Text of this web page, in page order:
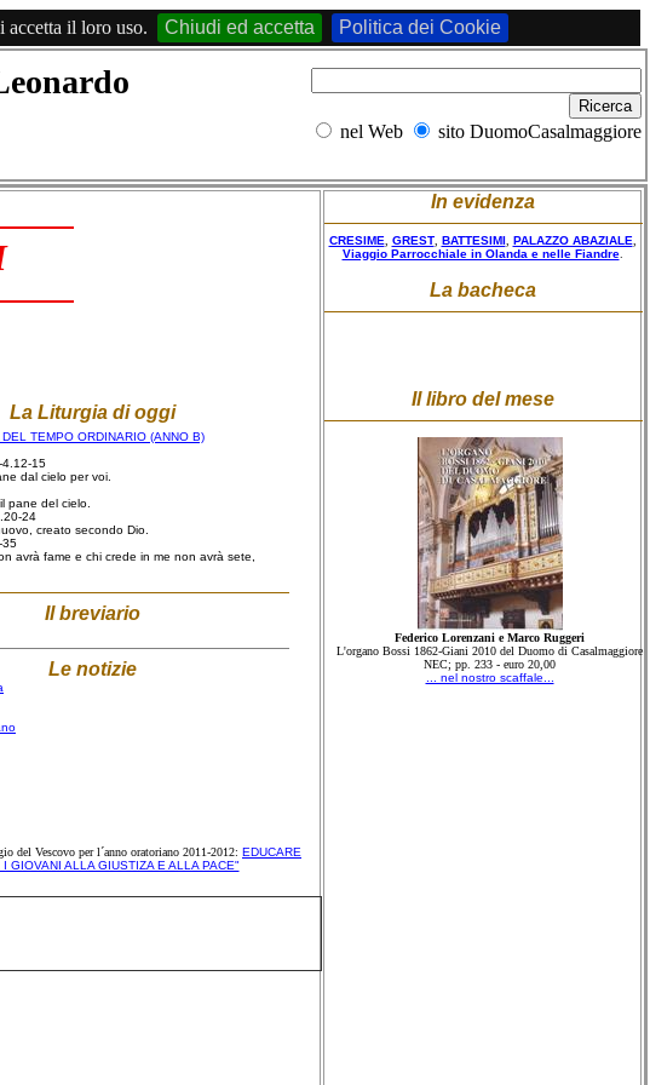
accetta il loro uso. Chiudi ed accetta Politica dei Cookie
nel Web sito DuomoCasalmaggiore
La Liturgia di oggi
TEMPO ORDINARIO (ANNO B)
4.12-15
dal cielo per voi.
pane del cielo.
24
creato secondo Dio.
35
avrà fame e chi crede in me non avrà sete,
Il breviario
Le notizie
del Vescovo per l´anno oratoriano 2011-2012: EDUCARE
GIOVANI ALLA GIUSTIZA E ALLA PACE"
In evidenza
CRESIME GREST, BATTESIMI, PALAZZO ABAZIALE
Viaggio Parrocchiale in Olanda e nelle Fiandre.
La bacheca
Il libro del mese
Federico Lorenzani e Marco Ruggeri
L'organo Bossi 1862-Giani 2010 del Duomo di Casalmaggiore
NEC; pp. 233 - euro 20,00
... nel nostro scaffale...